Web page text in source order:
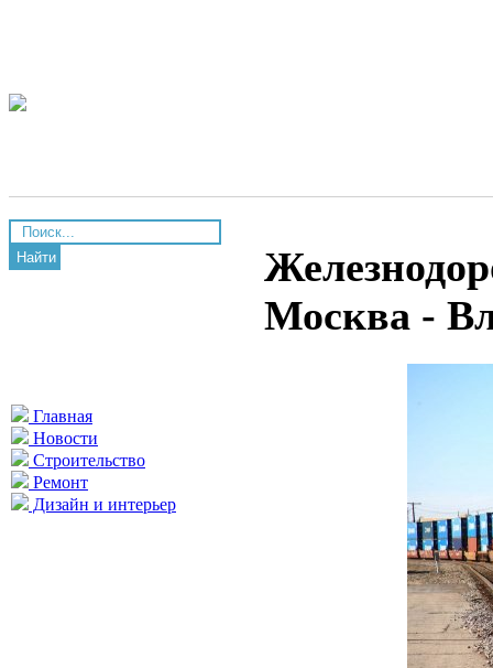
Найти
Главная
Новости
Строительство
Ремонт
Дизайн и интерьер
Москва -